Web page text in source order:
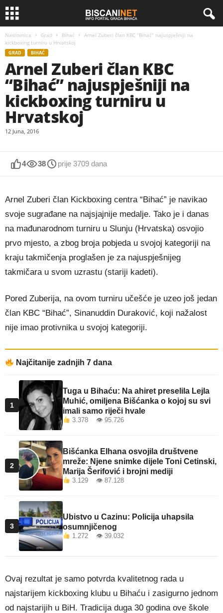
Naslovnica Grad Bihać
Arnel Zuberi član KBC “Bihać” najuspješniji na
kickboxing turniru u Hrvatskoj
GRAD BIHAĆ
Arnel Zuberi član KBC
“Bihać” najuspješniji na
kickboxing turniru u
Hrvatskoj
12 Juna, 2016
4 38 prije 3709 dana
Arnel Zuberi član Kickboxing centra “Bihać” je navikao
svoje sugrađane na najsjajnije medalje. Tako je i danas
na mađunarodnom turniru u Slunju (Hrvatska) osvojio
prvo mjesto, a zbog broja pobjeda u svojoj kategoriji na
kraju takmičenja proglašen je za najuspješnijeg
takmičara u svom uzrastu (stariji kadeti).
Pored Zuberija, na ovom turniru učešće je uzeo još jedan
član KBC “Bihać”, Sinanuddin Duraković, koji nažalost
nije imao protivnika u svojoj kategoriji.
Najčitanije zadnjih 7 dana
1
Tuga u Bihaću: Na ahiret preselila Lejla
Muhić, omiljena Bišćanka o kojoj su svi
imali samo riječi hvale
3.378 👁 95.726
2
Bišćanka Elhana osvojila društvene
mreže: Njene snimke dijele Toni Cetinski,
Marija Šerifović i brojni mediji
3.129 👁 87.128
3
Ubistvo u Cazinu: Policija uhapsila
osumnjičenog
1.272 👁 39.032
Ovaj rezultat je samo potvrda kvalitetnog rada u
najstarijem kickboxing klubu u Bihaću i zasigurno jednom
od najstarijih u BiH. Tradicija duga 30 godina ove škole